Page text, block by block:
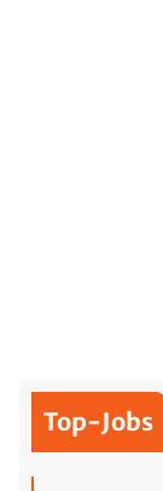
Top-Jobs